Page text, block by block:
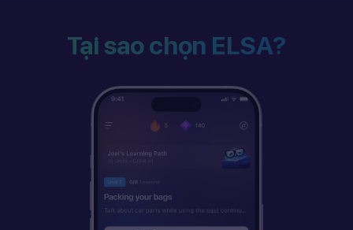
Tại sao chọn ELSA?